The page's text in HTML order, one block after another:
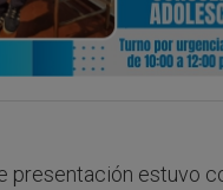
presentación estuvo